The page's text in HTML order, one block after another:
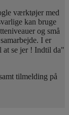
værktøjer med
kan bruge
og små
I er
se jer ! Indtil da"
tilmelding på